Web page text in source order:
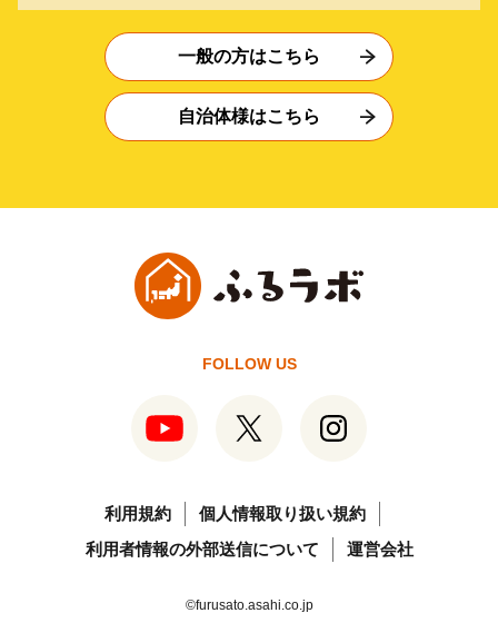
一般の方はこちら
自治体様はこちら
FOLLOW US
利用規約
個人情報取り扱い規約
利用者情報の外部送信について
運営会社
©furusato.asahi.co.jp